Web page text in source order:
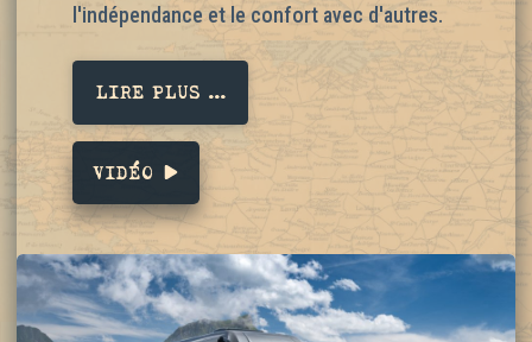
l'indépendance et le confort avec d'autres.
LIRE PLUS ...
VIDÉO